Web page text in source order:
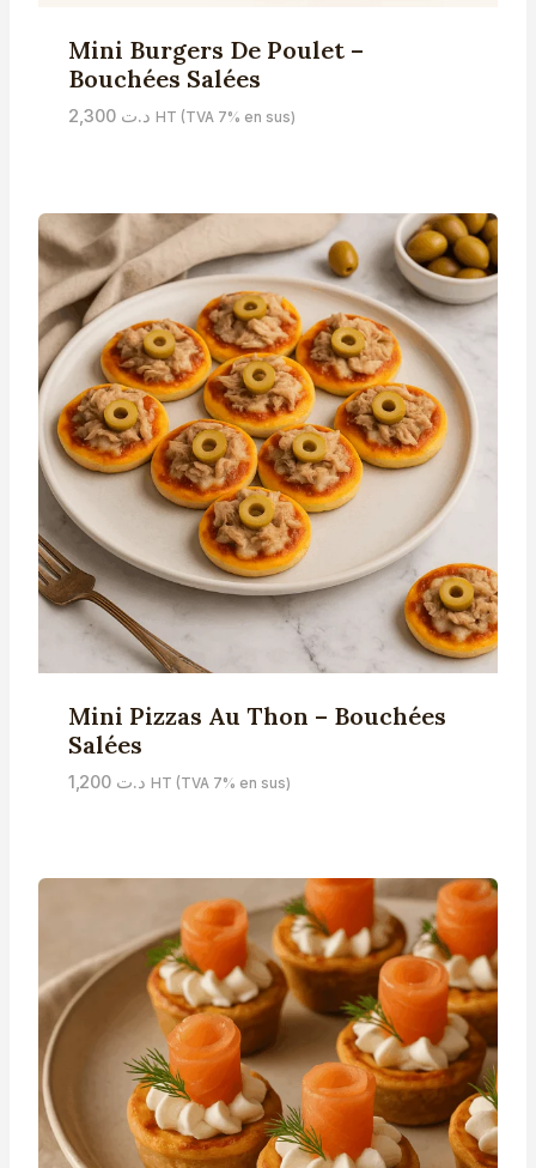
Mini Burgers De Poulet –
Bouchées Salées
د.ت 2,300 HT (TVA 7% en sus)
Mini Pizzas Au Thon – Bouchées
Salées
د.ت 1,200 HT (TVA 7% en sus)